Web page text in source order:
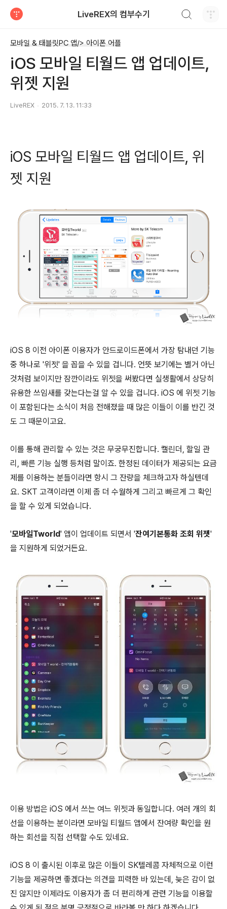
LiveREX의 컴부수기
모바일 & 태블릿PC 앱/> 아이폰 어플
iOS 모바일 티월드 앱 업데이트,
위젯 지원
LiveREX 2015. 7. 13. 11:33
iOS 모바일 티월드 앱 업데이트, 위
젯 지원
iOS 8 이전 아이폰 이용자가 안드로이드폰에서 가장 탐내던 기능
중 하나로 '위젯' 을 꼽을 수 있을 겁니다. 언뜻 보기에는 별거 아닌
것처럼 보이지만 잠깐이라도 위젯을 써봤다면 실생활에서 상당히
유용한 쓰임새를 갖는다는걸 알 수 있을 겁니다. iOS 에 위젯 기능
이 포함된다는 소식이 처음 전해졌을 때 많은 이들이 이를 반긴 것
도 그 때문이고요.
이를 통해 관리할 수 있는 것은 무궁무진합니다. 캘린더, 할일 관
리, 빠른 기능 실행 등처럼 말이죠. 한정된 데이터가 제공되는 요금
제를 이용하는 분들이라면 항시 그 잔량을 체크하고자 하실텐데
요. SKT 고객이라면 이제 좀 더 수월하게 그리고 빠르게 그 확인
을 할 수 있게 되었습니다.
'모바일Tworld' 앱이 업데이트 되면서 '잔여기본통화 조회 위젯'
을 지원하게 되었거든요.
이용 방법은 iOS 에서 쓰는 여느 위젯과 동일합니다. 여러 개의 회
선을 이용하는 분이라면 모바일 티월드 앱에서 잔여량 확인을 원
하는 회선을 직접 선택할 수도 있네요.
iOS 8 이 출시된 이후로 많은 이들이 SK텔레콤 자체적으로 이런
기능을 제공하면 좋겠다는 의견을 피력한 바 있는데, 늦은 감이 없
진 않지만 이제라도 이용자가 좀 더 편리하게 관련 기능을 이용할